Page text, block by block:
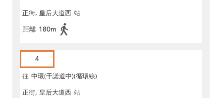
正街, 皇后大道西 站
距離 180m
4
往 中環(干諾道中)(循環線)
正街, 皇后大道西 站